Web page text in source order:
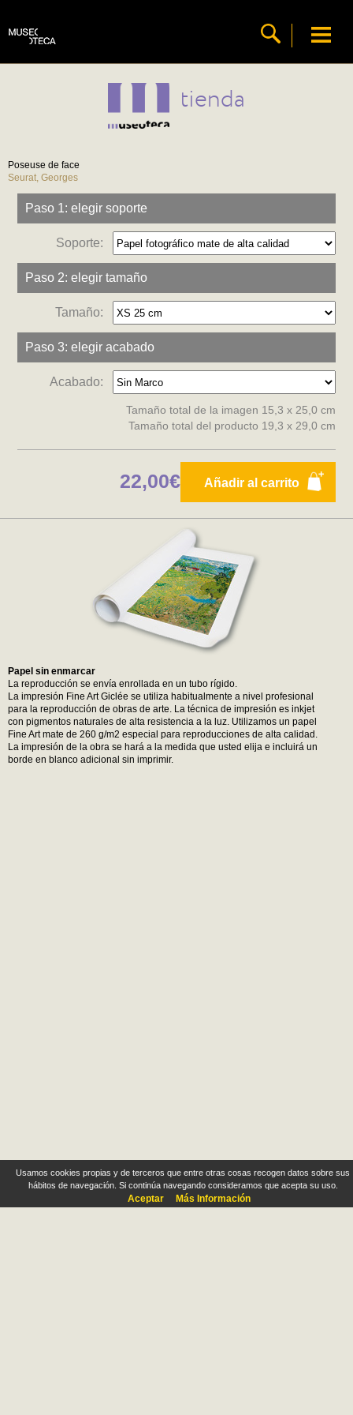
Usamos cookies propias y de terceros que entre otras cosas recogen datos sobre sus
hábitos de navegación. Si continúa navegando consideramos que acepta su uso.
Aceptar Más Información
tienda
Poseuse de face
Seurat, Georges
Paso 1: elegir soporte
Soporte:
Paso 2: elegir tamaño
Tamaño:
Paso 3: elegir acabado
Acabado:
Tamaño total de la imagen 15,3 x 25,0 cm
Tamaño total del producto 19,3 x 29,0 cm
Añadir al carrito
22,00€
Papel sin enmarcar
La reproducción se envía enrollada en un tubo rígido.
La impresión Fine Art Giclée se utiliza habitualmente a nivel profesional
para la reproducción de obras de arte. La técnica de impresión es inkjet
con pigmentos naturales de alta resistencia a la luz. Utilizamos un papel
Fine Art mate de 260 g/m2 especial para reproducciones de alta calidad.
La impresión de la obra se hará a la medida que usted elija e incluirá un
borde en blanco adicional sin imprimir.